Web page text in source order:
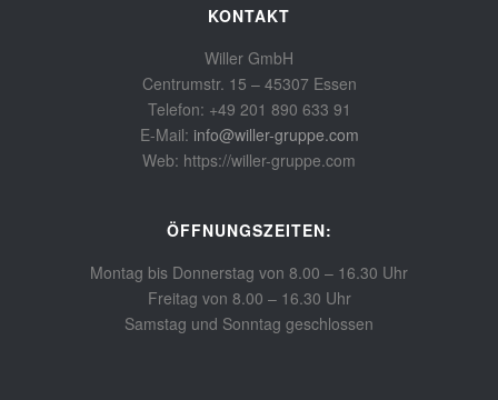
KONTAKT
Willer GmbH
Centrumstr. 15 – 45307 Essen
Telefon: +49 201 890 633 91
E-Mail: info@willer-gruppe.com
Web: https://willer-gruppe.com
ÖFFNUNGSZEITEN:
Montag bis Donnerstag von 8.00 – 16.30 Uhr
Freitag von 8.00 – 16.30 Uhr
Samstag und Sonntag geschlossen